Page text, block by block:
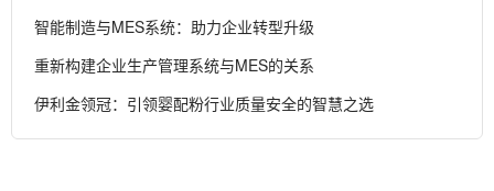
智能制造与MES系统：助力企业转型升级
重新构建企业生产管理系统与MES的关系
伊利金领冠：引领婴配粉行业质量安全的智慧之选